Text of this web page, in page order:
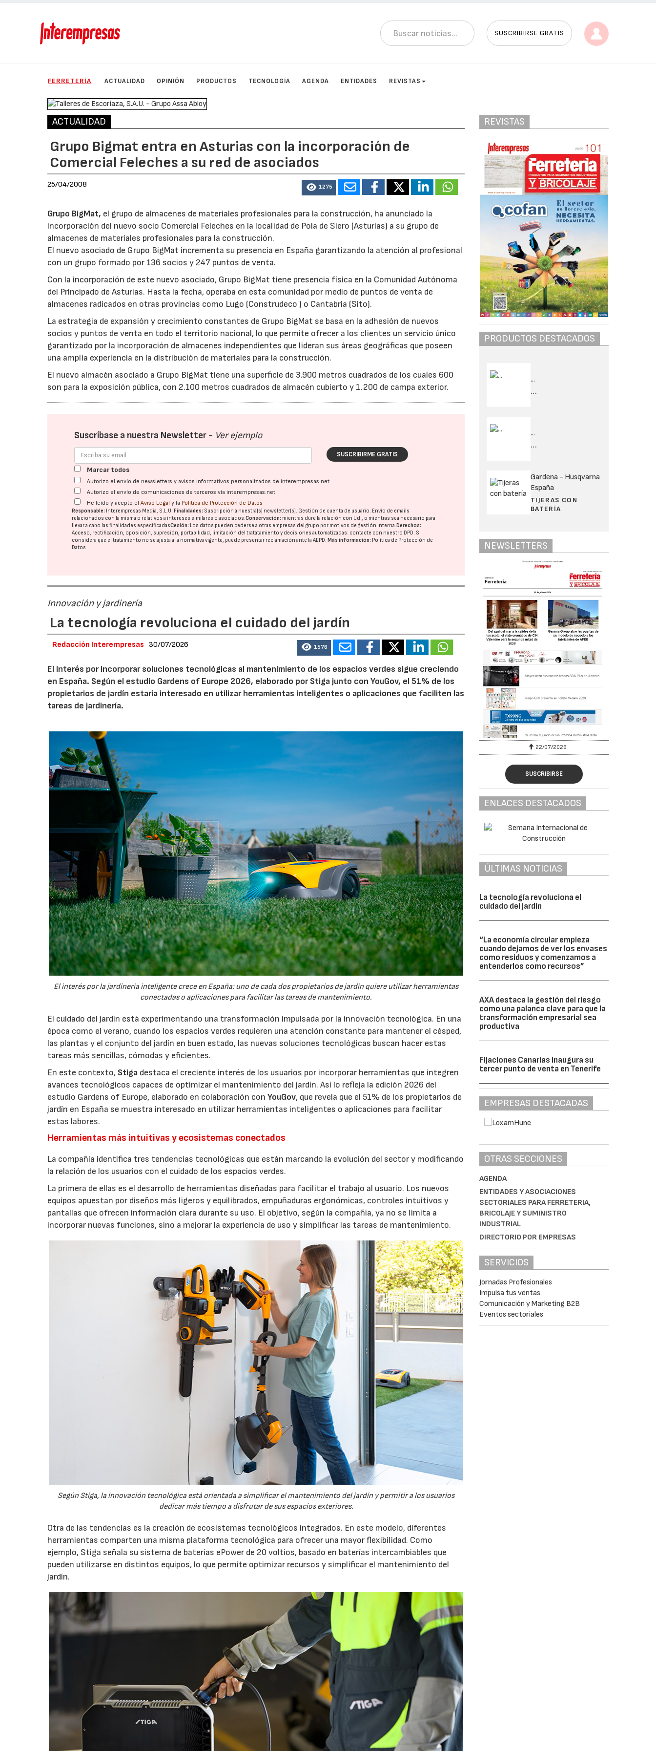
SUSCRIBIRSE GRATIS
FERRETERÍA ACTUALIDAD OPINIÓN PRODUCTOS TECNOLOGÍA AGENDA ENTIDADES REVISTAS
ACTUALIDAD
Grupo Bigmat entra en Asturias con la incorporación de
Comercial Feleches a su red de asociados
25/04/2008 1275
Grupo BigMat, el grupo de almacenes de materiales profesionales para la construcción, ha anunciado la
incorporación del nuevo socio Comercial Feleches en la localidad de Pola de Siero (Asturias) a su grupo de
almacenes de materiales profesionales para la construcción.
El nuevo asociado de Grupo BigMat incrementa su presencia en España garantizando la atención al profesional
con un grupo formado por 136 socios y 247 puntos de venta.
Con la incorporación de este nuevo asociado, Grupo BigMat tiene presencia física en la Comunidad Autónoma
del Principado de Asturias. Hasta la fecha, operaba en esta comunidad por medio de puntos de venta de
almacenes radicados en otras provincias como Lugo (Construdeco ) o Cantabria (Sito).
La estrategia de expansión y crecimiento constantes de Grupo BigMat se basa en la adhesión de nuevos
socios y puntos de venta en todo el territorio nacional, lo que permite ofrecer a los clientes un servicio único
garantizado por la incorporación de almacenes independientes que lideran sus áreas geográficas que poseen
una amplia experiencia en la distribución de materiales para la construcción.
El nuevo almacén asociado a Grupo BigMat tiene una superficie de 3.900 metros cuadrados de los cuales 600
son para la exposición pública, con 2.100 metros cuadrados de almacén cubierto y 1.200 de campa exterior.
Suscríbase a nuestra Newsletter - Ver ejemplo
SUSCRIBIRME GRATIS
Marcar todos
Autorizo el envío de newsletters y avisos informativos personalizados de interempresas.net
Autorizo el envío de comunicaciones de terceros vía interempresas.net
He leído y acepto elAviso Legal y la Política de Protección de Datos
Responsable: Interempresas Media, S.L.U.Finalidades: Suscripción a nuestra(s) newsletter(s). Gestión de cuenta de usuario. Envío de emails
relacionados con la misma o relativos a intereses similares o asociados.Conservación: mientras dure la relación con Ud., o mientras sea necesario para
llevar a cabo las finalidades especificadasCesión: Los datos pueden cederse a otras empresas del grupo por motivos de gestión interna.Derechos:
Acceso, rectificación, oposición, supresión, portabilidad, limitación del tratatamiento y decisiones automatizadas: contacte con nuestro DPD. Si
considera que el tratamiento no se ajusta a la normativa vigente, puede presentar reclamación ante laAEPD.Más información: Política de Protección de
Datos
Innovación y jardinería
La tecnología revoluciona el cuidado del jardín
Redacción Interempresas 30/07/2026 1576
El interés por incorporar soluciones tecnológicas al mantenimiento de los espacios verdes sigue creciendo
en España. Según el estudio Gardens of Europe 2026, elaborado por Stiga junto con YouGov, el 51% de los
propietarios de jardín estaría interesado en utilizar herramientas inteligentes o aplicaciones que faciliten las
tareas de jardinería.
El interés por la jardinería inteligente crece en España: uno de cada dos propietarios de jardín quiere utilizar herramientas
conectadas o aplicaciones para facilitar las tareas de mantenimiento.
El cuidado del jardín está experimentando una transformación impulsada por la innovación tecnológica. En una
época como el verano, cuando los espacios verdes requieren una atención constante para mantener el césped,
las plantas y el conjunto del jardín en buen estado, las nuevas soluciones tecnológicas buscan hacer estas
tareas más sencillas, cómodas y eficientes.
En este contexto, Stiga destaca el creciente interés de los usuarios por incorporar herramientas que integren
avances tecnológicos capaces de optimizar el mantenimiento del jardín. Así lo refleja la edición 2026 del
estudio Gardens of Europe, elaborado en colaboración conYouGov, que revela que el 51% de los propietarios de
jardín en España se muestra interesado en utilizar herramientas inteligentes o aplicaciones para facilitar
estas labores.
Herramientas más intuitivas y ecosistemas conectados
La compañía identifica tres tendencias tecnológicas que están marcando la evolución del sector y modificando
la relación de los usuarios con el cuidado de los espacios verdes.
La primera de ellas es el desarrollo de herramientas diseñadas para facilitar el trabajo al usuario. Los nuevos
equipos apuestan por diseños más ligeros y equilibrados, empuñaduras ergonómicas, controles intuitivos y
pantallas que ofrecen información clara durante su uso. El objetivo, según la compañía, ya no se limita a
incorporar nuevas funciones, sino a mejorar la experiencia de uso y simplificar las tareas de mantenimiento.
Según Stiga, la innovación tecnológica está orientada a simplificar el mantenimiento del jardín y permitir a los usuarios
dedicar más tiempo a disfrutar de sus espacios exteriores.
Otra de las tendencias es la creación de ecosistemas tecnológicos integrados. En este modelo, diferentes
herramientas comparten una misma plataforma tecnológica para ofrecer una mayor flexibilidad. Como
ejemplo, Stiga señala su sistema de baterías ePower de 20 voltios, basado en baterías intercambiables que
pueden utilizarse en distintos equipos, lo que permite optimizar recursos y simplificar el mantenimiento del
jardín.
REVISTAS
PRODUCTOS DESTACADOS
...
...
...
...
Gardena - Husqvarna
España
TIJERAS CON
BATERÍA
NEWSLETTERS
22/07/2026 22/07/2026
SUSCRIBIRSE
ENLACES DESTACADOS
ÚLTIMAS NOTICIAS
La tecnología revoluciona el
cuidado del jardín
“La economía circular empieza
cuando dejamos de ver los envases
como residuos y comenzamos a
entenderlos como recursos”
AXA destaca la gestión del riesgo
como una palanca clave para que la
transformación empresarial sea
productiva
Fijaciones Canarias inaugura su
tercer punto de venta en Tenerife
EMPRESAS DESTACADAS
OTRAS SECCIONES
AGENDA
ENTIDADES Y ASOCIACIONES
SECTORIALES PARA FERRETERIA,
BRICOLAJE Y SUMINISTRO
INDUSTRIAL
DIRECTORIO POR EMPRESAS
SERVICIOS
Jornadas Profesionales
Impulsa tus ventas
Comunicación y Marketing B2B
Eventos sectoriales